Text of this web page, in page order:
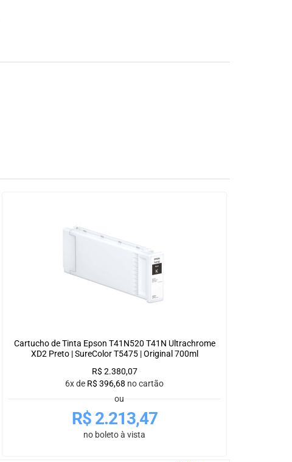
Cartucho de Tinta Epson T41N520 T41N Ultrachrome
XD2 Preto | SureColor T5475 | Original 700ml
R$ 2.380,07
6x de R$ 396,68 no cartão
ou
R$2.213,47
no boleto à vista